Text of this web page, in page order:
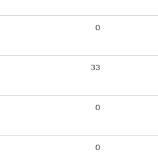
0
33
0
0